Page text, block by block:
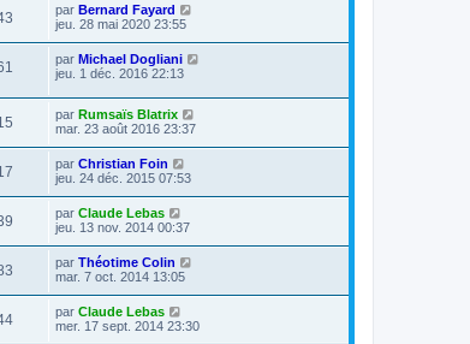
par Bernard Fayard
jeu. 28 mai 2020 23:55
par Michael Dogliani
jeu. 1 déc. 2016 22:13
par Rumsaïs Blatrix
mar. 23 août 2016 23:37
par Christian Foin
jeu. 24 déc. 2015 07:53
par Claude Lebas
jeu. 13 nov. 2014 00:37
par Théotime Colin
mar. 7 oct. 2014 13:05
par Claude Lebas
mer. 17 sept. 2014 23:30